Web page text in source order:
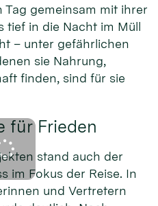
Tag gemeinsam mit ihrer
tief in die Nacht im Müll
– unter gefährlichen
sie Nahrung,
finden, sind für sie
für Frieden
stand auch der
im Fokus der Reise. In
und Vertretern